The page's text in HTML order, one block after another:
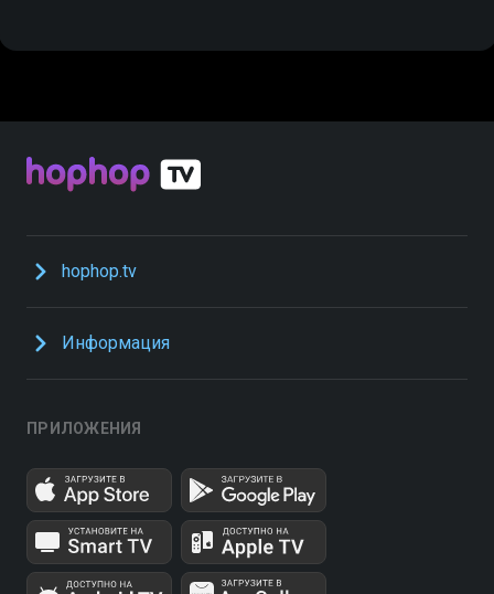
hophop.tv
Информация
ПРИЛОЖЕНИЯ